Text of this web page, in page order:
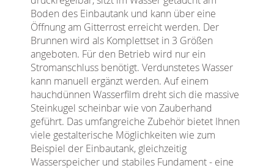
Boden des Einbautank und kann über eine
Öffnung am Gitterrost erreicht werden. Der
Brunnen wird als Komplettset in 3 Größen
angeboten. Für den Betrieb wird nur ein
Stromanschluss benötigt. Verdunstetes Wasser
kann manuell ergänzt werden. Auf einem
hauchdünnen Wasserfilm dreht sich die massive
Steinkugel scheinbar wie von Zauberhand
geführt. Das umfangreiche Zubehör bietet Ihnen
viele gestalterische Möglichkeiten wie zum
Beispiel der Einbautank, gleichzeitig
Wasserspeicher und stabiles Fundament - eine